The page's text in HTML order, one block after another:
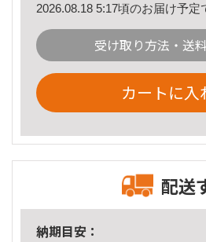
2026.08.18 5:17頃のお届け予定
受け取り方法・送
カートに入
配送
納期目安：